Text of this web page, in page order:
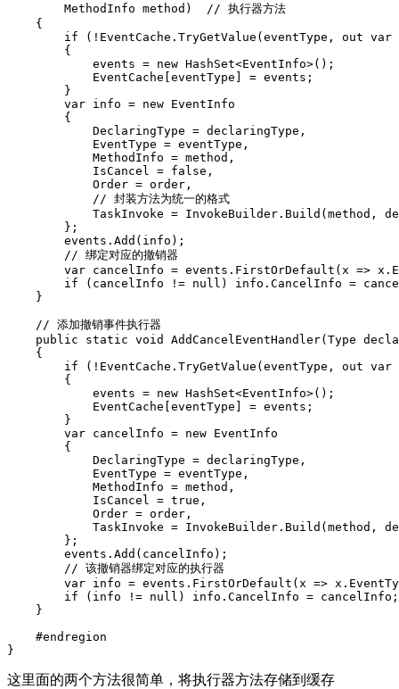
        MethodInfo method)  // 执行器方法
    {
if (!EventCache.TryGetValue(eventType, out var
        {
            events = new HashSet<EventInfo>();
            EventCache[eventType] = events;
        }
        var info = new EventInfo
        {
            DeclaringType = declaringType,
            EventType = eventType,
            MethodInfo = method,
            IsCancel = false,
            Order = order,
            // 封装方法为统一的格式
TaskInvoke = InvokeBuilder.Build(method,
        };
        events.Add(info);
        // 绑定对应的撤销器
var cancelInfo = events.FirstOrDefault(x =>
if (cancelInfo != null) info.CancelInfo =
    }
    // 添加撤销事件执行器
public static void AddCancelEventHandler(Type
    {
if (!EventCache.TryGetValue(eventType, out var
        {
            events = new HashSet<EventInfo>();
            EventCache[eventType] = events;
        }
        var cancelInfo = new EventInfo
        {
            DeclaringType = declaringType,
            EventType = eventType,
            MethodInfo = method,
            IsCancel = true,
            Order = order,
TaskInvoke = InvokeBuilder.Build(method,
        };
        events.Add(cancelInfo);
        // 该撤销器绑定对应的执行器
var info = events.FirstOrDefault(x =>
        if (info != null) info.CancelInfo = cancelInfo;
    }
    #endregion
}
这里面的两个方法很简单，将执行器方法存储到缓存